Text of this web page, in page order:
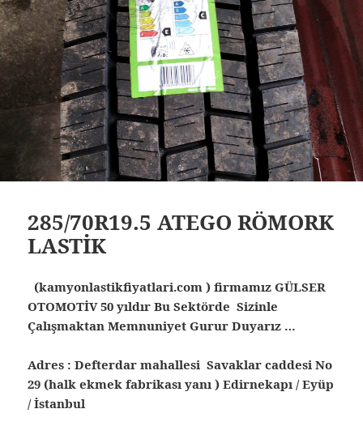
285/70R19.5 ATEGO RÖMORK
LASTİK
(kamyonlastikfiyatlari.com ) firmamız GÜLSER
OTOMOTİV 50 yıldır Bu Sektörde Sizinle
Çalışmaktan Memnuniyet Gurur Duyarız …
Adres : Defterdar mahallesi Savaklar caddesi No
29 (halk ekmek fabrikası yanı ) Edirnekapı / Eyüp
/ İstanbul